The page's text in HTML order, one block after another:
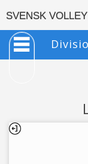
SVENSK